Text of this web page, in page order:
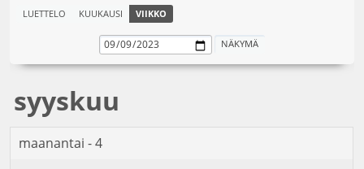
LUETTELO KUUKAUSI VIIKKO
syyskuu
maanantai - 4